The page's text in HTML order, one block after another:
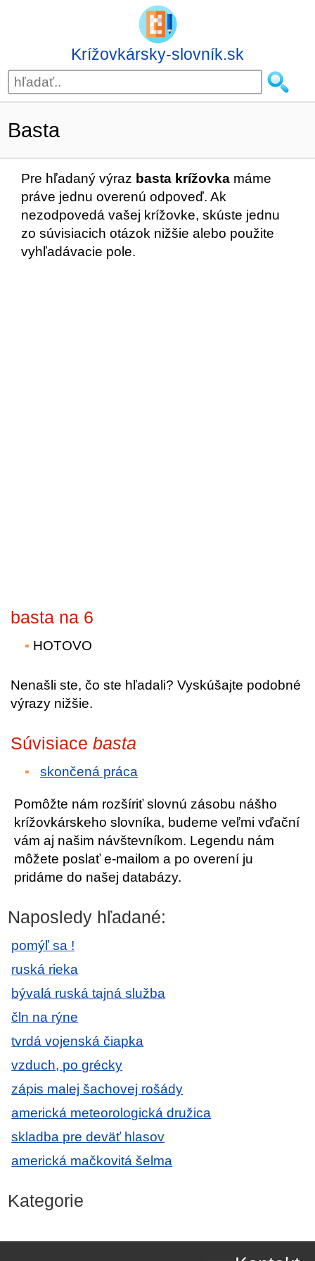
Krížovkársky-slovník.sk
Basta
Pre hľadaný výraz basta krížovka máme
práve jednu overenú odpoveď. Ak
nezodpovedá vašej krížovke, skúste jednu
zo súvisiacich otázok nižšie alebo použite
vyhľadávacie pole.
basta na 6
HOTOVO
Nenašli ste, čo ste hľadali? Vyskúšajte podobné
výrazy nižšie.
Súvisiace basta
skončená práca
Pomôžte nám rozšíriť slovnú zásobu nášho
krížovkárskeho slovníka, budeme veľmi vďační
vám aj našim návštevníkom. Legendu nám
môžete poslať e-mailom a po overení ju
pridáme do našej databázy.
Naposledy hľadané:
pomýľ sa !
ruská rieka
bývalá ruská tajná služba
čln na rýne
tvrdá vojenská čiapka
vzduch, po grécky
zápis malej šachovej rošády
americká meteorologická družica
skladba pre deväť hlasov
americká mačkovitá šelma
Kategorie